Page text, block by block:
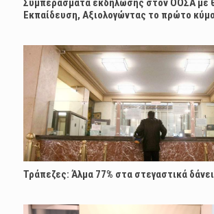
Συμπεράσματα εκδήλωσης στον ΟΟΣΑ με
Εκπαίδευση, Αξιολογώντας το πρώτο
Τράπεζες: Άλμα 77% στα στεγαστικά